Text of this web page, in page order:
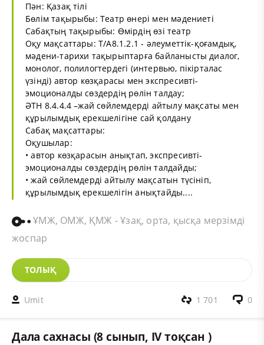
Пән: Қазақ тілі
Бөлім тақырыбы: Театр өнері мен мәдениеті
Сабақтың тақырыбы: Өмірдің өзі театр
Оқу мақсаттары: Т/А8.1.2.1 - әлеуметтік-қоғамдық,
мәдени-тарихи тақырыптарға байланысты диалог,
монолог, полилогтердегі (интервью, пікірталас
үзінді) автор көзқарасы мен экспресивті-
эмоционалды сөздердің рөлін талдау;
ӘТН 8.4.4.4 –жай сөйлемдерді айтылу мақсаты мен
құрылымдық ерекшелігіне сай қолдану
Сабақ мақсаттары:
Оқушылар:
• автор көзқарасын анықтап, экспресивті-
эмоционалды сөздердің рөлін талдайды;
• жай сөйлемдерді айтылу мақсатын түсініп,
құрылымдық ерекшелігін анықтайды....
ҰМЖ, ОМЖ, ҚМЖ - Ұзақ, орта, қысқа мерзімді
жоспар
ТОЛЫҚ
Umit 0
1 701
Дала сахнасы (8 сынып, IV тоқсан )